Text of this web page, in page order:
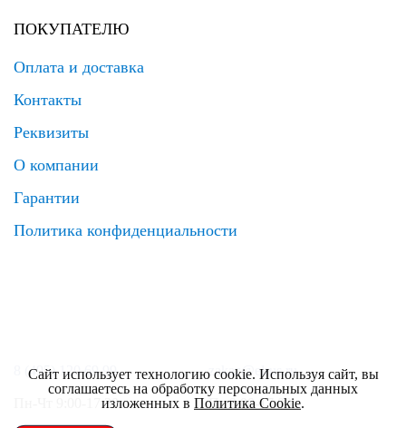
ПОКУПАТЕЛЮ
Оплата и доставка
Контакты
Реквизиты
О компании
Гарантии
Политика конфиденциальности
8 (495) 120 69 99 zakaz@elrus.ru
Пн-Чт 9:00-17:30 Пт 9:00-17:00
Сайт использует технологию cookie. Используя сайт, вы
соглашаетесь на обработку персональных данных
изложенных в Политика Cookie.